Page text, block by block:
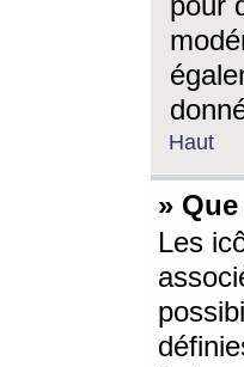
Haut
»
Les